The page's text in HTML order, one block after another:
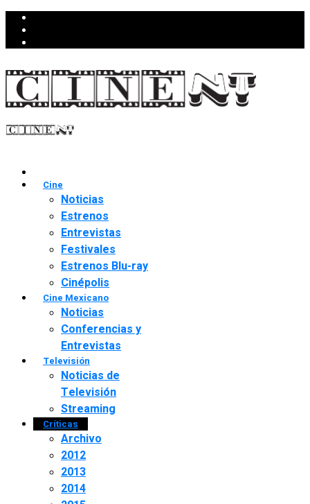
Cine
Noticias
Estrenos
Entrevistas
Festivales
Estrenos Blu-ray
Cinépolis
Cine Mexicano
Noticias
Conferencias y
Entrevistas
Televisión
Noticias de
Televisión
Streaming
Críticas
Archivo
2012
2013
2014